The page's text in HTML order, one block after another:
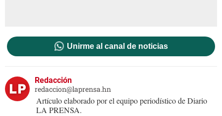
Unirme al canal de noticias
Redacción
redaccion@laprensa.hn
Artículo elaborado por el equipo periodístico de Diario
LA PRENSA.